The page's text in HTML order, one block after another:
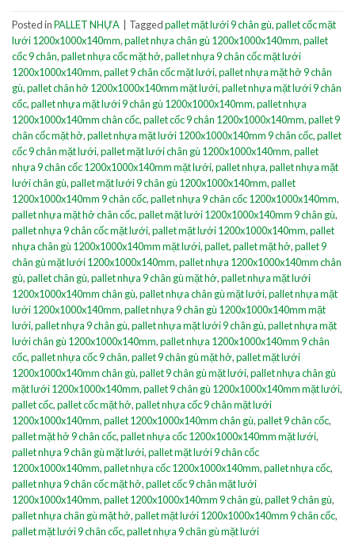
Posted inPALLET NHỰA Taggedpallet mặt lưới 9 chân gù,pallet cốc mặt
lưới 1200x1000x140mm,pallet nhựa chân gù 1200x1000x140mm,pallet
cốc 9 chân,pallet nhựa cốc mặt hở,pallet nhựa 9 chân cốc mặt lưới
1200x1000x140mm,pallet 9 chân cốc mặt lưới,pallet nhựa mặt hở 9 chân
gù,pallet chân hở 1200x1000x140mm mặt lưới,pallet nhựa mặt lưới 9 chân
cốc,pallet nhựa mặt lưới 9 chân gù 1200x1000x140mm,pallet nhựa
1200x1000x140mm chân cốc,pallet cốc 9 chân 1200x1000x140mm,pallet 9
chân cốc mặt hở,pallet nhựa mặt lưới 1200x1000x140mm 9 chân cốc,pallet
cốc 9 chân mặt lưới,pallet mặt lưới chân gù 1200x1000x140mm,pallet
nhựa 9 chân cốc 1200x1000x140mm mặt lưới,pallet nhựa,pallet nhựa mặt
lưới chân gù,pallet mặt lưới 9 chân gù 1200x1000x140mm,pallet
1200x1000x140mm 9 chân cốc,pallet nhựa 9 chân cốc 1200x1000x140mm,
pallet nhựa mặt hở chân cốc,pallet mặt lưới 1200x1000x140mm 9 chân gù,
pallet nhựa 9 chân cốc mặt lưới,pallet mặt lưới 1200x1000x140mm,pallet
nhựa chân gù 1200x1000x140mm mặt lưới,pallet,pallet mặt hở,pallet 9
chân gù mặt lưới 1200x1000x140mm,pallet nhựa 1200x1000x140mm chân
gù,pallet chân gù,pallet nhựa 9 chân gù mặt hở,pallet nhựa mặt lưới
1200x1000x140mm chân gù,pallet nhựa chân gù mặt lưới,pallet nhựa mặt
lưới 1200x1000x140mm,pallet nhựa 9 chân gù 1200x1000x140mm mặt
lưới,pallet nhựa 9 chân gù,pallet nhựa mặt lưới 9 chân gù,pallet nhựa mặt
lưới chân gù 1200x1000x140mm,pallet nhựa 1200x1000x140mm 9 chân
cốc,pallet nhựa cốc 9 chân,pallet 9 chân gù mặt hở,pallet mặt lưới
1200x1000x140mm chân gù,pallet 9 chân gù mặt lưới,pallet nhựa chân gù
mặt lưới 1200x1000x140mm,pallet 9 chân gù 1200x1000x140mm mặt lưới,
pallet cốc,pallet cốc mặt hở,pallet nhựa cốc 9 chân mặt lưới
1200x1000x140mm,pallet 1200x1000x140mm chân gù,pallet 9 chân cốc,
pallet mặt hở 9 chân cốc,pallet nhựa cốc 1200x1000x140mm mặt lưới,
pallet nhựa 9 chân gù mặt lưới,pallet mặt lưới 9 chân cốc
1200x1000x140mm,pallet nhựa cốc 1200x1000x140mm,pallet nhựa cốc,
pallet nhựa 9 chân cốc mặt hở,pallet cốc 9 chân mặt lưới
1200x1000x140mm,pallet 1200x1000x140mm 9 chân gù,pallet 9 chân gù,
pallet nhựa chân gù mặt hở,pallet mặt lưới 1200x1000x140mm 9 chân cốc,
pallet mặt lưới 9 chân cốc,pallet nhựa 9 chân gù mặt lưới